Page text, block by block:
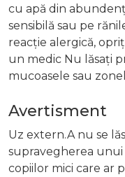
cu apă din
sensibilă sau pe
reacție alergică,
un medic Nu lăsați
mucoasele sau
Avertisment
Uz extern.A nu se
supravegherea unui
copiilor mici care ar